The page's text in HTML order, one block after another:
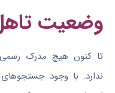
وضعیت
تا کنون هیچ مدرک
ندارد. با وجود